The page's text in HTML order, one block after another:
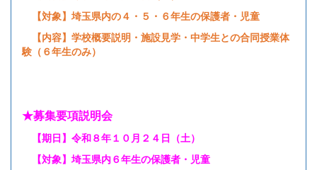
【対象】埼玉県内の４・５・６年生の保護者・児童
【内容】学校概要説明・施設見学・中学生との合同授業体
験（６年生のみ）
★募集要項説明会
【期日】令和８年１０月２４日（土）
【対象】埼玉県内６年生の保護者・児童